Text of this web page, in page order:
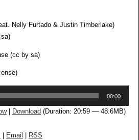
Nelly Furtado & Justin Timberlake)
(cc by sa)
00:00
| Download (Duration: 20:59 — 48.6MB)
Email RSS